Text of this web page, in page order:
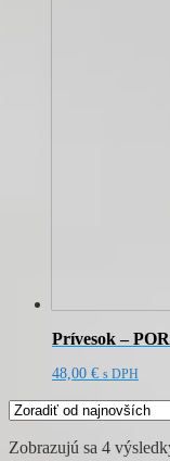
Prívesok –
48,00 € s DPH
Zobrazujú sa 4